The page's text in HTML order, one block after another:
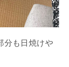
分も日焼けや